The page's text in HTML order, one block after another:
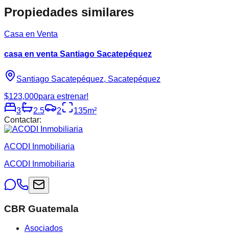
Propiedades similares
Casa en Venta
casa en venta Santiago Sacatepéquez
Santiago Sacatepéquez, Sacatepéquez
$123,000para estrenar!
3
2.5 2 135m²
Contactar:
ACODI Inmobiliaria
ACODI Inmobiliaria
CBR Guatemala
Asociados